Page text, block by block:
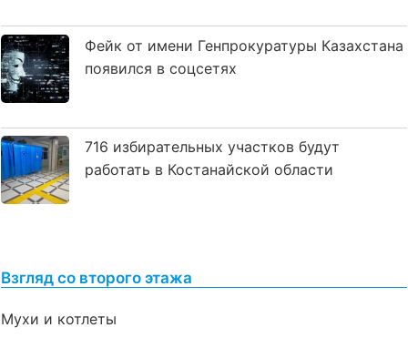
Фейк от имени Генпрокуратуры Казахстана
появился в соцсетях
716 избирательных участков будут
работать в Костанайской области
Взгляд со второго этажа
Мухи и котлеты